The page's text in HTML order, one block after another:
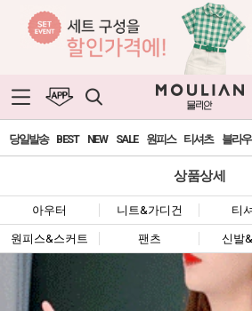
당일발송 BEST NEW SALE 원피스 티셔츠 블라
상품상세
아우터 니트&가디건 티
원피스&스커트 팬츠 신발